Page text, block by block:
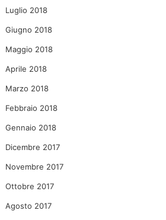
Luglio 2018
Giugno 2018
Maggio 2018
Aprile 2018
Marzo 2018
Febbraio 2018
Gennaio 2018
Dicembre 2017
Novembre 2017
Ottobre 2017
Agosto 2017